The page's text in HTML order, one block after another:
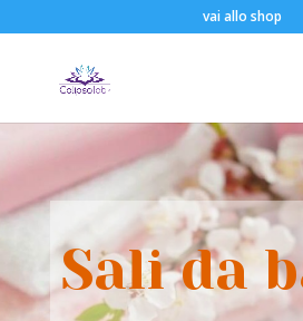
vai allo shop
Sali da